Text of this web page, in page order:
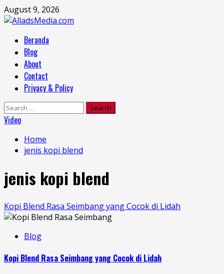
Skip
to
August 9, 2026
MenuBeranda
Blog
About
Contact
Privacy & Policy
Search
for:
Video
Home
jenis kopi blend
jenis kopi blend
Kopi Blend Rasa Seimbang yang Cocok di Lidah
Blog
Kopi Blend Rasa Seimbang yang Cocok di Lidah